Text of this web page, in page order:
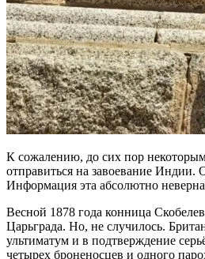
К сожалению, до сих пор
отправиться на завоевание Индии.
Информация эта абсолютно
Весной 1878 года конница
Царьграда. Но, не случилось.
ультиматум и в подтверждение
четырех броненосцев и одного